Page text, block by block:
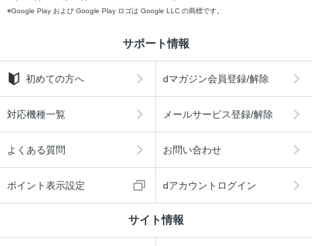
Google Play および Google Play ロゴは Google LLC の商標です。
サポート情報
初めての方へ dマガジン会員登録/解除
対応機種一覧 メールサービス登録/解除
よくある質問 お問い合わせ
ポイント表示設定 dアカウントログイン
サイト情報